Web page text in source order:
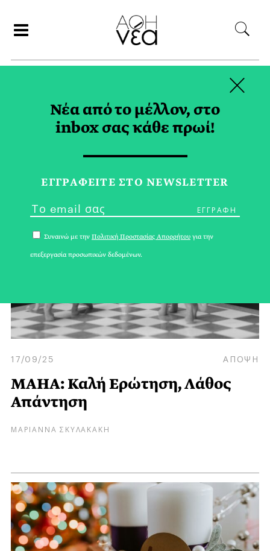
ΦΑΝΑΤΙΣΜΟΣ TAG
17/09/25 ΑΠΟΨΗ
MAHA: Καλή Ερώτηση, Λάθος
Απάντηση
ΜΑΡΙΑΝΝΑ ΣΚΥΛΑΚΑΚΗ
Νέα από το μέλλον, στο
inbox σας κάθε πρωί!
ΕΓΓPΑΦΕΙΤΕ ΣΤΟ NEWSLETTER
Συναινώ με την Πολιτική Προστασίας Απορρήτου για την
επεξεργασία προσωπικών δεδομένων.
×